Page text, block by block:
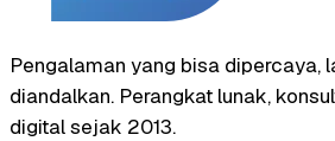
Pengalaman yang bisa dipercaya,
diandalkan. Perangkat lunak,
digital sejak 2013.